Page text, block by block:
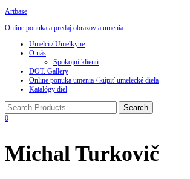
Artbase
Online ponuka a predaj obrazov a umenia
Toggle
navigation
Umelci / Umelkyne
O nás
Spokojní klienti
DOT. Gallery
Online ponuka umenia / kúpiť umelecké diela
Katalógy diel
0
Michal Turkovič